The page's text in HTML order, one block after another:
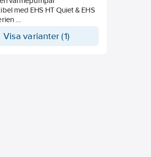
med EHS HT Quiet & EHS
med
Visa varianter (1)